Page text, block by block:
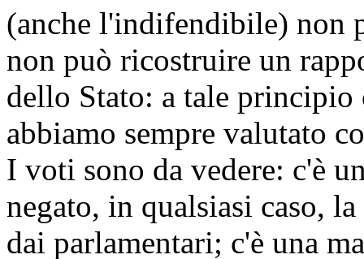
(anche l'indifendibile) non
non può ricostruire un
dello Stato: a tale principio
abbiamo sempre valutato
I voti sono da vedere: c'è
negato, in qualsiasi caso,
dai parlamentari; c'è una